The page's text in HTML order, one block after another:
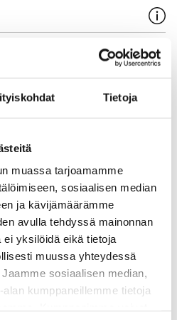
Tietoja
muassa tarjoamamme
sosiaalisen median
ja kävijämäärämme
avulla tehdyssä mainonnan
yksilöidä eikä tietoja
muussa yhteydessä
sosiaalisen median,
kumppaneillemme tietoja
Voit hankkia
yhteyttä